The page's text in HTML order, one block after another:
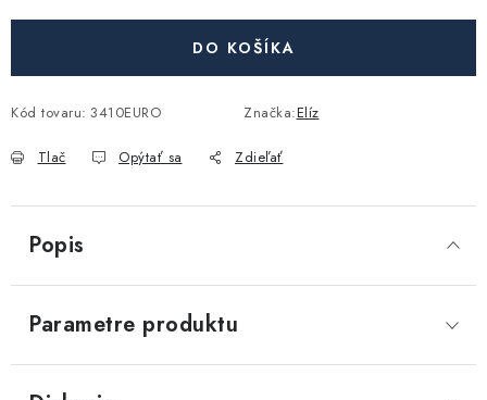
Akcie, Zľavy
Reklamačné podmienky
Podmienky ochrany osobných údajov
DO KOŠÍKA
Kód tovaru: 3410EURO Značka:Elíz
Tlač Opýtať sa Zdieľať
Popis
Parametre produktu